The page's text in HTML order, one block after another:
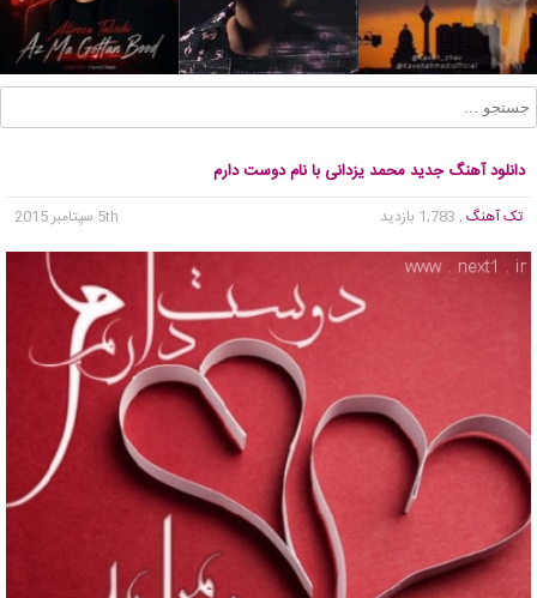
دانلود آهنگ جدید محمد یزدانی با نام دوست دارم
تک آهنگ , 1,783 بازدید 5th سپتامبر 2015